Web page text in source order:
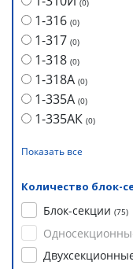
(0)
1-316 (0)
1-317 (0)
1-318 (0)
1-318А (0)
1-335А (0)
1-335АК (0)
Показать все
Количество блок-
Блок-секции (75)